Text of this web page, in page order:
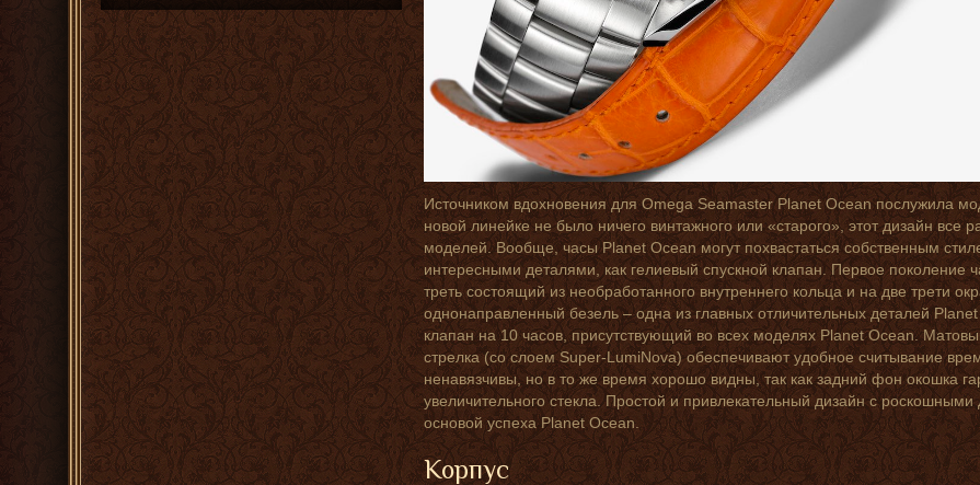
Источником вдохновения для Omega Seamaster Planet Ocean послужила
новой линейке не было ничего винтажного или «старого», этот дизайн
моделей. Вообще, часы Planet Ocean могут похвастаться собственным
интересными деталями, как гелиевый спускной клапан. Первое
треть состоящий из необработанного внутреннего кольца и на две трети
однонаправленный безель – одна из главных отличительных деталей
клапан на 10 часов, присутствующий во всех моделях Planet Ocean.
стрелка (со слоем Super-LumiNova) обеспечивают удобное считывание
ненавязчивы, но в то же время хорошо видны, так как задний фон окошка
увеличительного стекла. Простой и привлекательный дизайн с
основой успеха Planet Ocean.
Корпус